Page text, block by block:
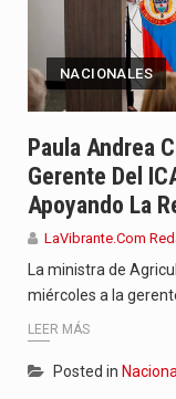
NACIONALES
Paula Andrea
Gerente Del
Apoyando La
LaVibrante.Com
La ministra de
miércoles a la
LEER MÁS
Posted in